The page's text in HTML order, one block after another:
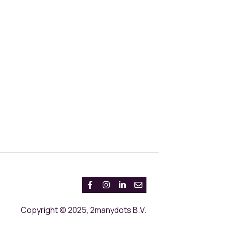
Copyright © 2025, 2manydots B.V.